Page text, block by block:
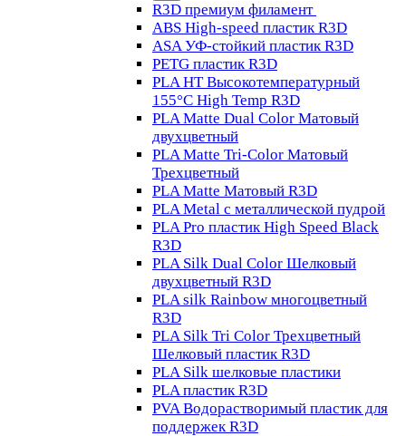
R3D премиум филамент
ABS High-speed пластик R3D
ASA УФ-стойкий пластик R3D
PETG пластик R3D
PLA HT Высокотемпературный
155°C High Temp R3D
PLA Matte Dual Color Матовый
двухцветный
PLA Matte Tri-Color Матовый
Трехцветный
PLA Matte Матовый R3D
PLA Metal с металлической пудрой
PLA Pro пластик High Speed Black
R3D
PLA Silk Dual Color Шелковый
двухцветный R3D
PLA silk Rainbow многоцветный
R3D
PLA Silk Tri Color Трехцветный
Шелковый пластик R3D
PLA Silk шелковые пластики
PLA пластик R3D
PVA Водорастворимый пластик для
поддержек R3D